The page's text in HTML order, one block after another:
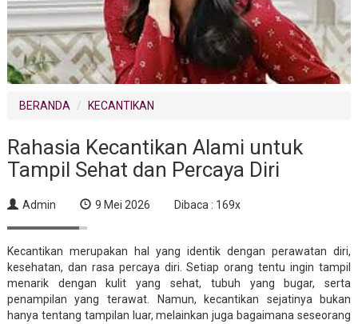
BERANDA KECANTIKAN
Rahasia Kecantikan Alami untuk
Tampil Sehat dan Percaya Diri
Admin 9 Mei 2026 Dibaca : 169x
Kecantikan merupakan hal yang identik dengan perawatan diri,
kesehatan, dan rasa percaya diri. Setiap orang tentu ingin tampil
menarik dengan kulit yang sehat, tubuh yang bugar, serta
penampilan yang terawat. Namun, kecantikan sejatinya bukan
hanya tentang tampilan luar, melainkan juga bagaimana seseorang